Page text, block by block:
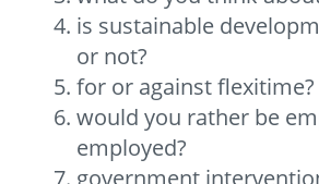
is sustainable
or not?
for or against flexitime?
would you rather be
employed?
government